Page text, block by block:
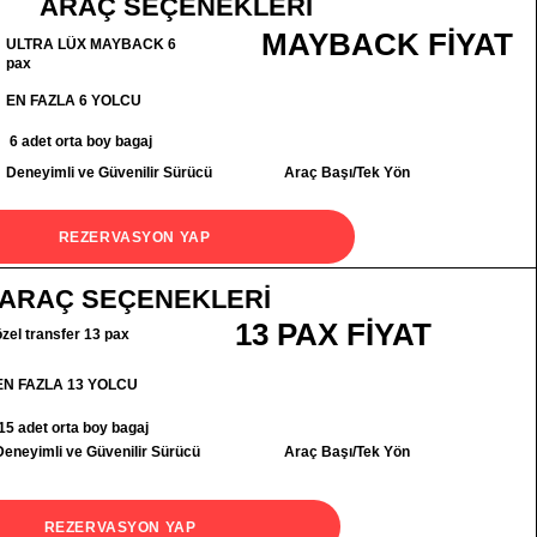
ARAÇ SEÇENEKLERİ
ULTRA LÜX MAYBACK 6
pax
MAYBACK FİYAT
EN FAZLA 6 YOLCU
6 adet orta boy bagaj
Deneyimli ve Güvenilir Sürücü
Araç Başı/Tek Yön
REZERVASYON YAP
SEÇENEKLERİ
transfer 13 pax 13 PAX FİYAT
FAZLA 13 YOLCU
adet orta boy bagaj
ve Güvenilir Sürücü
Araç Başı/Tek Yön
REZERVASYON YAP